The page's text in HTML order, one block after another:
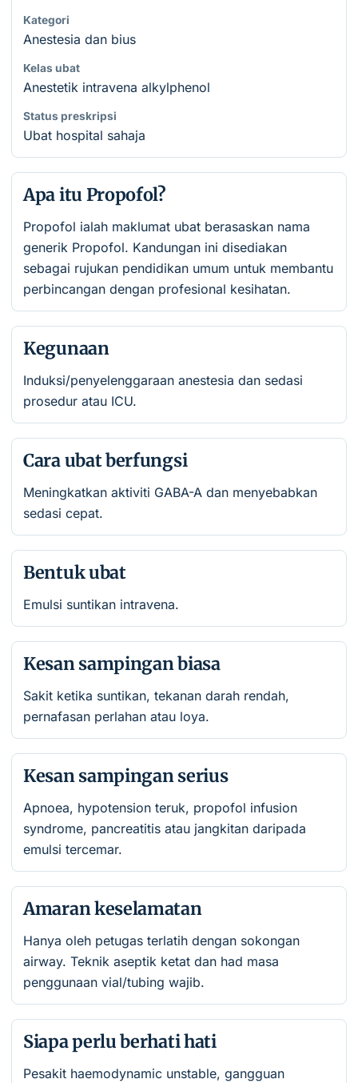
Kategori
Anestesia dan bius
Kelas ubat
Anestetik intravena alkylphenol
Status preskripsi
Ubat hospital sahaja
Apa itu Propofol?
Propofol ialah maklumat ubat berasaskan nama
generik Propofol. Kandungan ini disediakan
sebagai rujukan pendidikan umum untuk membantu
perbincangan dengan profesional kesihatan.
Kegunaan
Induksi/penyelenggaraan anestesia dan sedasi
prosedur atau ICU.
Cara ubat berfungsi
Meningkatkan aktiviti GABA-A dan menyebabkan
sedasi cepat.
Bentuk ubat
Emulsi suntikan intravena.
Kesan sampingan biasa
Sakit ketika suntikan, tekanan darah rendah,
pernafasan perlahan atau loya.
Kesan sampingan serius
Apnoea, hypotension teruk, propofol infusion
syndrome, pancreatitis atau jangkitan daripada
emulsi tercemar.
Amaran keselamatan
Hanya oleh petugas terlatih dengan sokongan
airway. Teknik aseptik ketat dan had masa
penggunaan vial/tubing wajib.
Siapa perlu berhati hati
Pesakit haemodynamic unstable, gangguan